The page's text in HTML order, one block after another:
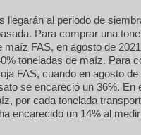
llegarán al periodo de
Para comprar una
maíz FAS, en agosto de
toneladas de maíz. Para
FAS, cuando en agosto
se encareció un 36%. En
por cada tonelada
encarecido un 14% al